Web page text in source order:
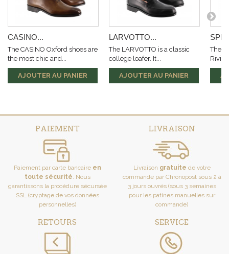
CASINO...
The CASINO Oxford shoes are
the most chic and...
AJOUTER AU PANIER
LARVOTTO...
The LARVOTTO is a classic
college loafer. It...
AJOUTER AU PANIER
The
PAIEMENT
Paiement par carte bancaire en
toute sécurité . Nous
garantissons la procédure sécursée
SSL (cryptage de vos données
personnelles)
LIVRAISON
Livraison gratuite de votre
commande par Chronopost sous 2 à
3 jours ouvrés (sous 3 semaines
pour les patines manuelles sur
commande)
RETOURS SERVICE